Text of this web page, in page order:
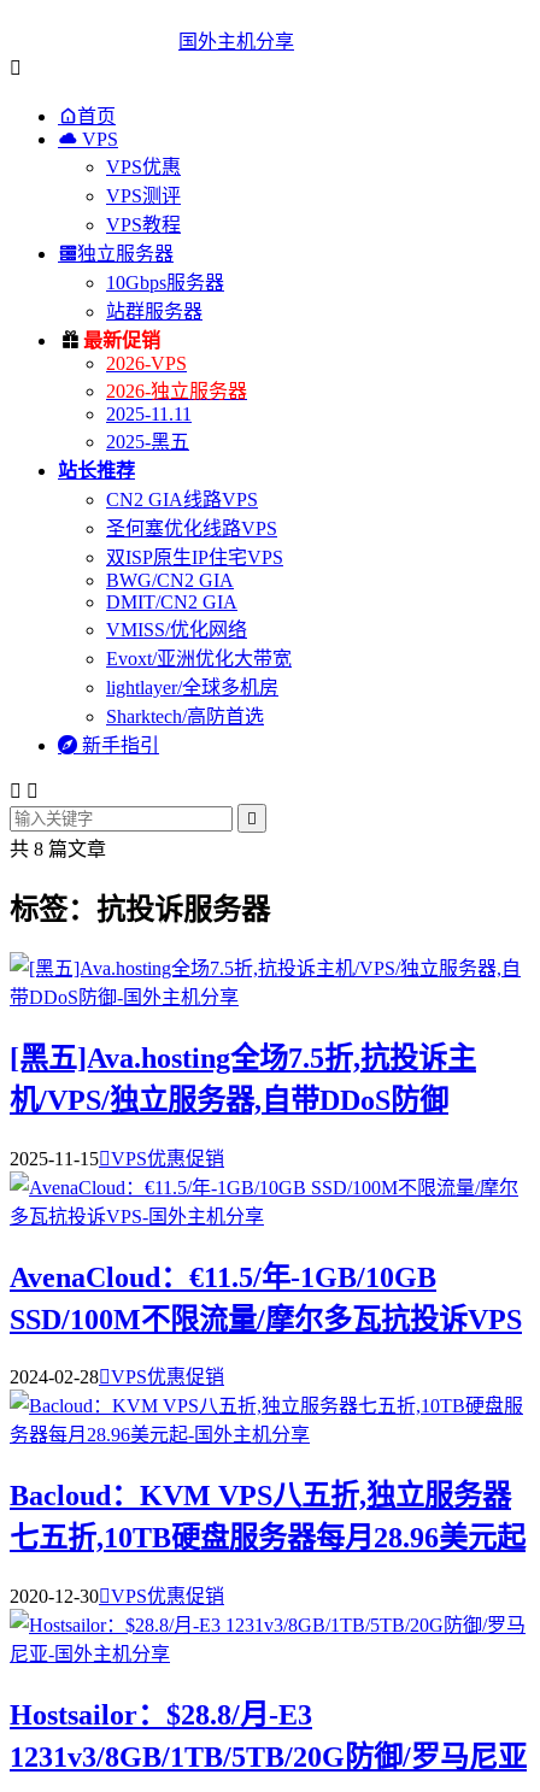
国外主机分享

首页
 VPS
VPS优惠
VPS测评
VPS教程
独立服务器
10Gbps服务器
站群服务器
 最新促销
2026-VPS
2026-独立服务器
2025-11.11
2025-黑五
站长推荐
CN2 GIA线路VPS
圣何塞优化线路VPS
双ISP原生IP住宅VPS
BWG/CN2 GIA
DMIT/CN2 GIA
VMISS/优化网络
Evoxt/亚洲优化大带宽
lightlayer/全球多机房
Sharktech/高防首选
 新手指引
 

共 8 篇文章
标签：抗投诉服务器
[黑五]Ava.hosting全场7.5折,抗投诉主
机/VPS/独立服务器,自带DDoS防御
2025-11-15VPS优惠促销
AvenaCloud：€11.5/年-1GB/10GB
SSD/100M不限流量/摩尔多瓦抗投诉VPS
2024-02-28VPS优惠促销
Bacloud：KVM VPS八五折,独立服务器
七五折,10TB硬盘服务器每月28.96美元起
2020-12-30VPS优惠促销
Hostsailor：$28.8/月-E3
1231v3/8GB/1TB/5TB/20G防御/罗马尼亚